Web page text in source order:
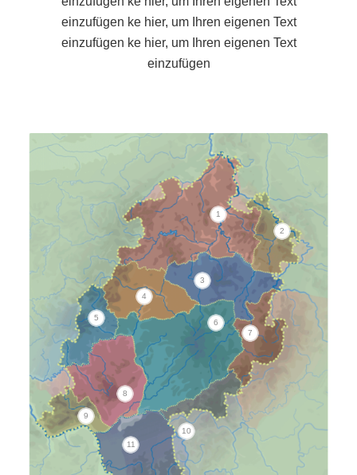
einzufügen ke hier, um Ihren eigenen Text
einzufügen ke hier, um Ihren eigenen Text
einzufügen
1
2
3
4
5
6
7
8
9
10
11